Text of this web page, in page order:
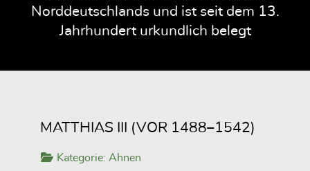
Norddeutschlands und ist seit dem 13.
Jahrhundert urkundlich belegt
MATTHIAS III (VOR 1488–1542)
Kategorie: Ahnen